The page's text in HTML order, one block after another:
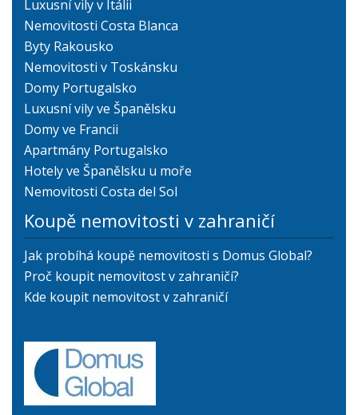
Luxusní vily v Itálii
Nemovitosti Costa Blanca
Byty Rakousko
Nemovitosti v Toskánsku
Domy Portugalsko
Luxusní vily ve Španělsku
Domy ve Francii
Apartmány Portugalsko
Hotely ve Španělsku u moře
Nemovitosti Costa del Sol
Koupě nemovitosti v zahraničí
Jak probíhá koupě nemovitosti s Domus Global?
Proč koupit nemovitost v zahraničí?
Kde koupit nemovitost v zahraničí